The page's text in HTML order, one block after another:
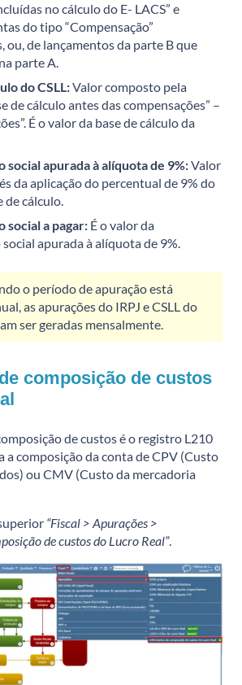
no cálculo do E- LACS” e
do tipo “Compensação”
ou, de lançamentos da parte B que
parte A.
do CSLL:Valor composto pela
de cálculo antes das compensações” –
É o valor da base de cálculo da
social apurada à alíquota de 9%:Valor
da aplicação do percentual de 9% do
de cálculo.
social a pagar: É o valor da
apurada à alíquota de 9%.
o período de apuração está
as apurações do IRPJ e CSLL do
ser geradas mensalmente.
composição de custos
de custos é o registro L210
a composição da conta de CPV (Custo
ou CMV (Custo da mercadoria
“Fiscal > Apurações >
de custos do Lucro Real”.